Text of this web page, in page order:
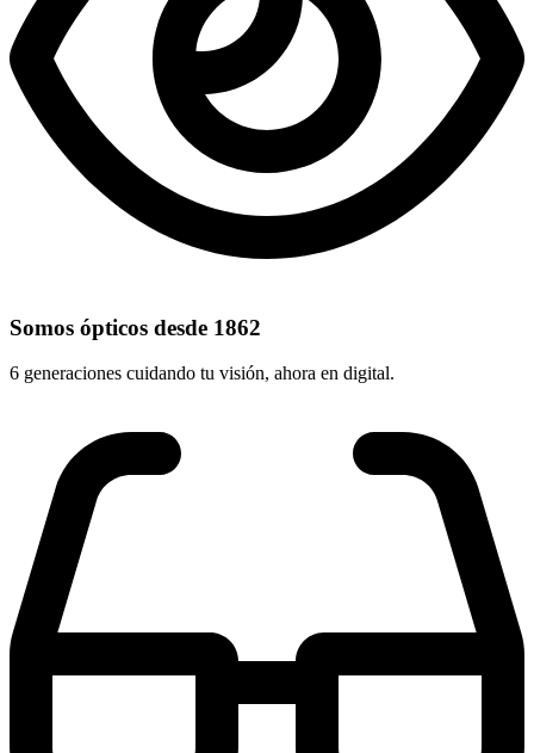
Somos ópticos desde 1862
6 generaciones cuidando tu visión, ahora en digital.